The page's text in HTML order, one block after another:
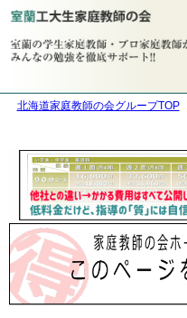
北海道家庭教師の会グループTOP